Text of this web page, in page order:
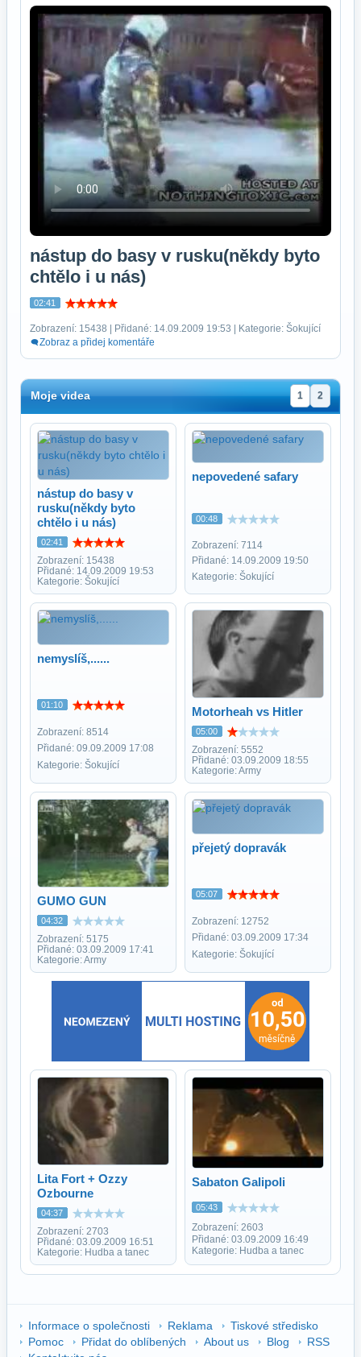
nástup do basy v rusku(někdy byto
chtělo i u nás)
02:41
Zobrazení: 15438 | Přidané: 14.09.2009 19:53 | Kategorie: Šokující
Zobraz a přidej komentáře
Moje videa 1 2
nástup do basy v
rusku(někdy byto
chtělo i u nás)
02:41
Zobrazení: 15438
Přidané: 14.09.2009 19:53
Kategorie: Šokující
nepovedené safary
00:48
Zobrazení: 7114
Přidané: 14.09.2009 19:50
Kategorie: Šokující
nemyslíš,......
01:10
Zobrazení: 8514
Přidané: 09.09.2009 17:08
Kategorie: Šokující
Motorheah vs Hitler
05:00
Zobrazení: 5552
Přidané: 03.09.2009 18:55
Kategorie: Army
GUMO GUN
04:32
Zobrazení: 5175
Přidané: 03.09.2009 17:41
Kategorie: Army
přejetý dopravák
05:07
Zobrazení: 12752
Přidané: 03.09.2009 17:34
Kategorie: Šokující
Lita Fort + Ozzy
Ozbourne
04:37
Zobrazení: 2703
Přidané: 03.09.2009 16:51
Kategorie: Hudba a tanec
Sabaton Galipoli
05:43
Zobrazení: 2603
Přidané: 03.09.2009 16:49
Kategorie: Hudba a tanec
Informace o společnosti Reklama
Tiskové středisko
Pomoc
Přidat do oblíbených About us Blog
RSS